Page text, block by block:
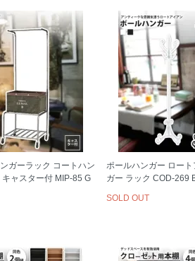
ガーラック コートハン
ャスター付 MIP-85 G
ポールハンガー ロー
ガー ラック COD-269
SOLD OUT